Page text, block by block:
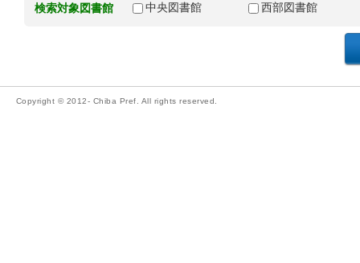
検索対象図書館 中央図書館 西部図書館
Copyright © 2012- Chiba Pref. All rights reserved.